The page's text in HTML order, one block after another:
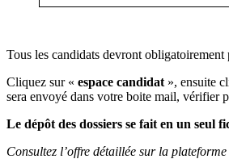
Tous les candidats devront
Cliquez sur « espace candidat », ensuite
sera envoyé dans votre boite mail, vérifier
Le dépôt des dossiers se fait en un seul
Consultez l’offre détaillée sur la